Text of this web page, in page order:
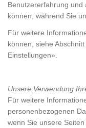
Benutzererfahrung und
können, während Sie
Für weitere
können, siehe
Einstellungen».
Unsere Verwendung
Für weitere
personenbezogenen
wenn Sie unsere